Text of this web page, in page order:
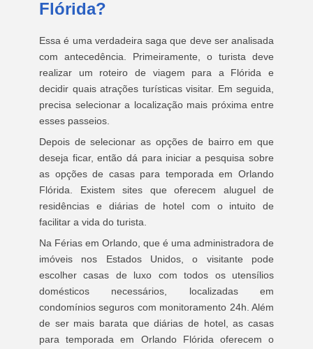
Flórida?
Essa é uma verdadeira saga que deve ser analisada
com antecedência. Primeiramente, o turista deve
realizar um roteiro de viagem para a Flórida e
decidir quais atrações turísticas visitar. Em seguida,
precisa selecionar a localização mais próxima entre
esses passeios.
Depois de selecionar as opções de bairro em que
deseja ficar, então dá para iniciar a pesquisa sobre
as opções de casas para temporada em Orlando
Flórida. Existem sites que oferecem aluguel de
residências e diárias de hotel com o intuito de
facilitar a vida do turista.
Na Férias em Orlando, que é uma administradora de
imóveis nos Estados Unidos, o visitante pode
escolher casas de luxo com todos os utensílios
domésticos necessários, localizadas em
condomínios seguros com monitoramento 24h. Além
de ser mais barata que diárias de hotel, as casas
para temporada em Orlando Flórida oferecem o